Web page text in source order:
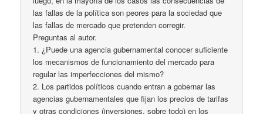
las fallas de la política son peores para la sociedad que
las fallas de mercado que pretenden corregir.
Preguntas al autor.
1. ¿Puede una agencia gubernamental conocer suficiente
los mecanismos de funcionamiento del mercado para
regular las imperfecciones del mismo?
2. Los partidos políticos cuando entran a gobernar las
agencias gubernamentales que fijan los precios de tarifas
y otras condiciones (inversiones, sobre todo) en los